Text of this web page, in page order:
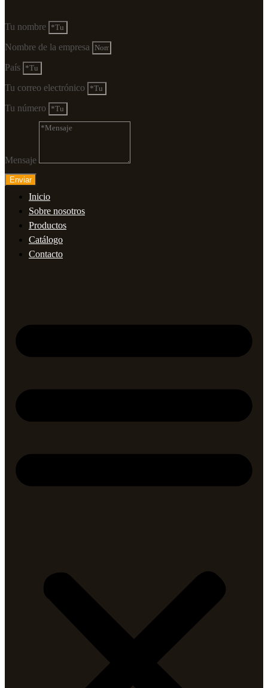
Tu nombre
Nombre de la empresa
País
Tu correo electrónico
Tu número
Mensaje
Enviar
Inicio
Sobre nosotros
Productos
Catálogo
Contacto